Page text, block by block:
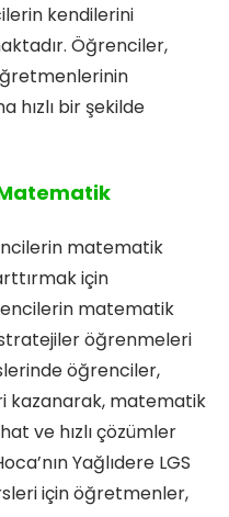
kendilerini
Öğrenciler,
hızlı bir şekilde
matematik
için
matematik
stratejiler öğrenmeleri
öğrenciler,
matematik
ve hızlı çözümler
Yağlıdere LGS
için öğretmenler,